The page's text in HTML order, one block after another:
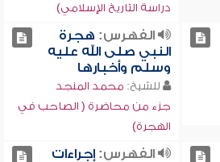
دراسة التاريخ الإسلامي)
الفهرس: هجرة
النبي صلى الله عليه
وسلم وأخبارها
للشيخ: محمد المنجد
جزء من محاضرة ( الصاحب في
الهجرة)
الفهرس:إجراءات